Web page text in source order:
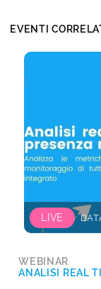
EVENTI
LIVE
WEBINAR
ANALISI REAL